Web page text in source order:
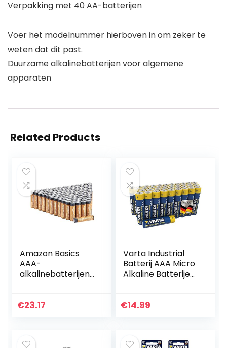
Verpakking met 40 AA-batterijen
Voer het modelnummer hierboven in om zeker te
weten dat dit past.
Duurzame alkalinebatterijen voor algemene
apparaten
Related Products
Amazon Basics
AAA-
alkalinebatterijen
stuks)
€23.17
Varta Industrial
Batterij AAA Micro
Alkaline Batterijen
milieuvriendelijke
€14.99